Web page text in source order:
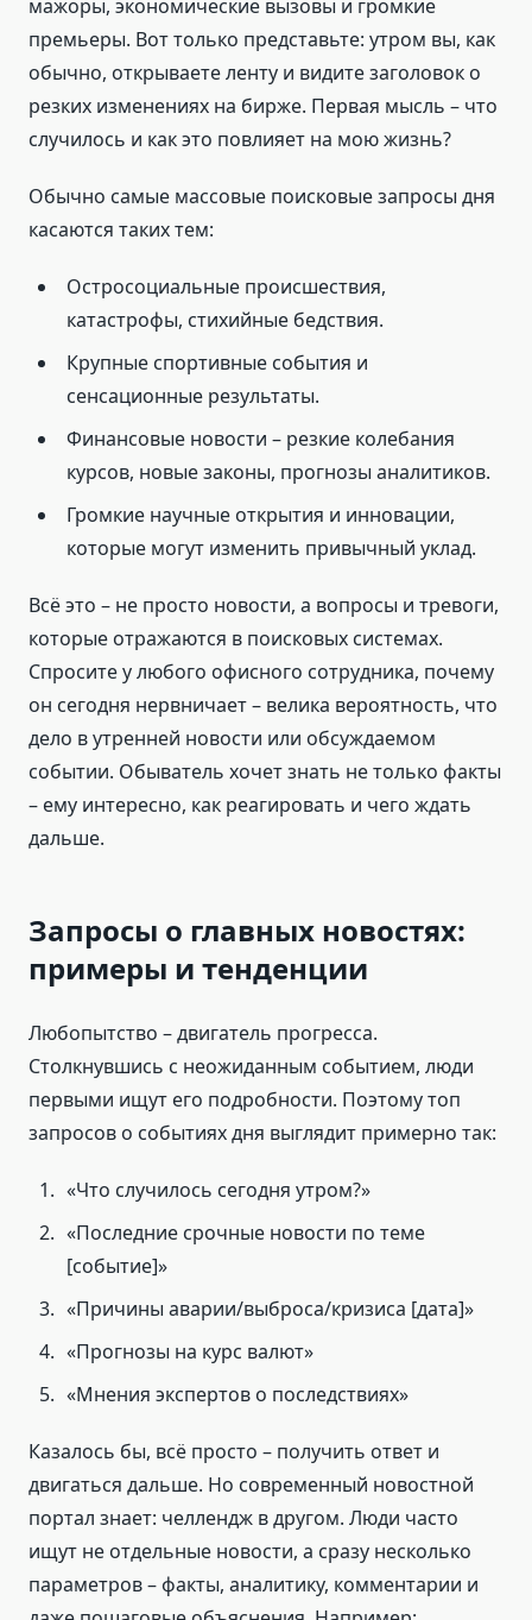
мажоры, экономические вызовы и громкие
премьеры. Вот только представьте: утром вы, как
обычно, открываете ленту и видите заголовок о
резких изменениях на бирже. Первая мысль – что
случилось и как это повлияет на мою жизнь?
Обычно самые массовые поисковые запросы дня
касаются таких тем:
Остросоциальные происшествия,
катастрофы, стихийные бедствия.
Крупные спортивные события и
сенсационные результаты.
Финансовые новости – резкие колебания
курсов, новые законы, прогнозы аналитиков.
Громкие научные открытия и инновации,
которые могут изменить привычный уклад.
Всё это – не просто новости, а вопросы и тревоги,
которые отражаются в поисковых системах.
Спросите у любого офисного сотрудника, почему
он сегодня нервничает – велика вероятность, что
дело в утренней новости или обсуждаемом
событии. Обыватель хочет знать не только факты
– ему интересно, как реагировать и чего ждать
дальше.
Запросы о главных новостях:
примеры и тенденции
Любопытство – двигатель прогресса.
Столкнувшись с неожиданным событием, люди
первыми ищут его подробности. Поэтому топ
запросов о событиях дня выглядит примерно так:
«Что случилось сегодня утром?»
«Последние срочные новости по теме
[событие]»
«Причины аварии/выброса/кризиса [дата]»
«Прогнозы на курс валют»
«Мнения экспертов о последствиях»
Казалось бы, всё просто – получить ответ и
двигаться дальше. Но современный новостной
портал знает: челлендж в другом. Люди часто
ищут не отдельные новости, а сразу несколько
параметров – факты, аналитику, комментарии и